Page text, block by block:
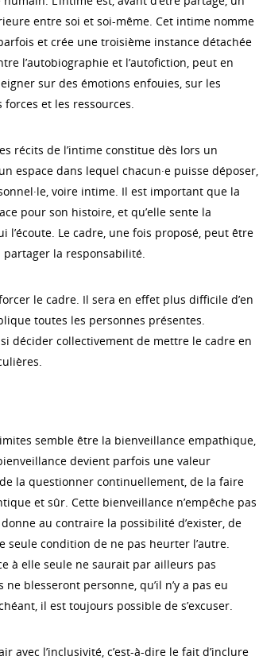
entre soi et soi-même. Cet intime nomme
et crée une troisième instance détachée
l’autobiographie et l’autofiction, peut en
sur des émotions enfouies, sur les
et les ressources.
récits de l’intime constitue dès lors un
espace dans lequel chacun·e puisse déposer,
voire intime. Il est important que la
pour son histoire, et qu’elle sente la
Le cadre, une fois proposé, peut être
la responsabilité.
le cadre. Il sera en effet plus difficile d’en
toutes les personnes présentes.
décider collectivement de mettre le cadre en
semble être la bienveillance empathique,
devient parfois une valeur
la questionner continuellement, de la faire
et sûr. Cette bienveillance n’empêche pas
au contraire la possibilité d’exister, de
seule condition de ne pas heurter l’autre.
à elle seule ne saurait par ailleurs pas
blesseront personne, qu’il n’y a pas eu
il est toujours possible de s’excuser.
avec l’inclusivité, c’est-à-dire le fait d’inclure